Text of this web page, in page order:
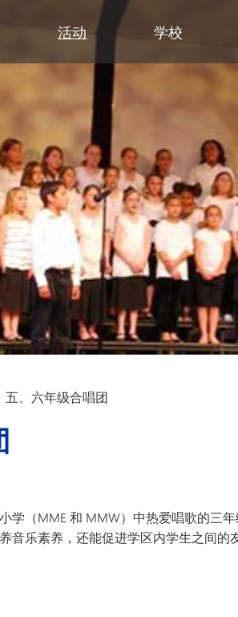
小学（K-5年级）
课程设置
小学网站链接
小学美术
沉浸式教学选项（幼儿园至
级）
Kindergarten at
读写能力计划
初中（6-8年级）
学术荣誉
课程目录
语言沉浸式教学（6-8年级）
活动
活动 - MME
活动 - MMW
高中活动
社团与拓展活动
联系我们
明尼通卡合唱团（在新窗
明尼通卡部落（在新窗口/
明尼通卡管弦乐团（在新
明尼通卡剧院（在新窗口/
（在新窗口/标签页中
学生会
学校
迪普黑文小学
埃克塞尔西尔小学
格罗夫兰小学
明尼瓦什塔小学
风景高地小学
初
开）
招标与提案征集
设施使用与租赁
人力资源
营养服务
居民及公开招募
安全与安保
教学
技术
测试与评估
交通
五、六年级合唱团
学（MME 和 MMW）中热爱唱歌的三
音乐素养，还能促进学区内学生之间的